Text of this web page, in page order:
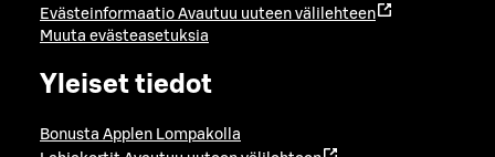
Evästeinformaatio Avautuu uuteen välilehteen
Muuta evästeasetuksia
Yleiset tiedot
Bonusta Applen Lompakolla